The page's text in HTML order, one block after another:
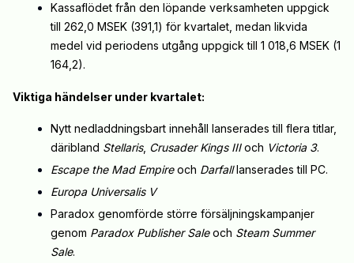
Kassaflödet från den löpande verksamheten uppgick
till 262,0 MSEK (391,1) för kvartalet, medan likvida
medel vid periodens utgång uppgick till 1 018,6 MSEK (1
164,2).
Viktiga händelser under kvartalet:
Nytt nedladdningsbart innehåll lanserades till flera titlar,
däribland Stellaris, Crusader Kings IIIoch Victoria 3.
Escape the Mad Empireoch Darfalllanserades till PC.
Europa Universalis V
Paradox genomförde större försäljningskampanjer
genom Paradox Publisher Saleoch Steam Summer
Sale.